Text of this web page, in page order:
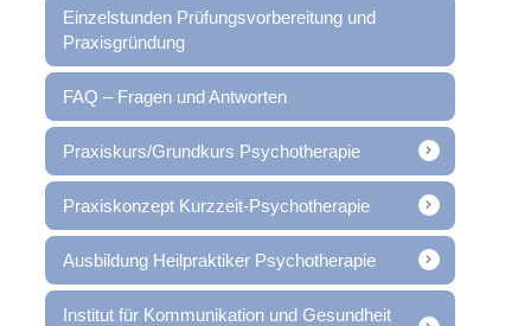
Einzelstunden Prüfungsvorbereitung und
Praxisgründung
FAQ – Fragen und Antworten
Praxiskurs/Grundkurs Psychotherapie
Praxiskonzept Kurzzeit-Psychotherapie
Ausbildung Heilpraktiker Psychotherapie
Institut für Kommunikation und Gesundheit